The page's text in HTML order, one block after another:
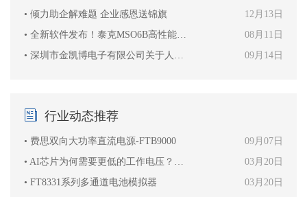
• 倾力助企解难题 企业感恩送锦旗
12月13日
• 全新软件发布！泰克MSO6B高性能示波器融合5G NR分析功能
08月11日
• 深圳市金凯博电子有限公司关于人才住房配租相关事项的公示
09月14日
行业动态推荐
• 费思双向大功率直流电源-FTB9000
09月07日
• AI芯片为何需要更低的工作电压？电源纹波和噪声测试又该如何进行？泰克MSO6B系列示波器
03月20日
• FT8331系列多通道电池模拟器
03月20日